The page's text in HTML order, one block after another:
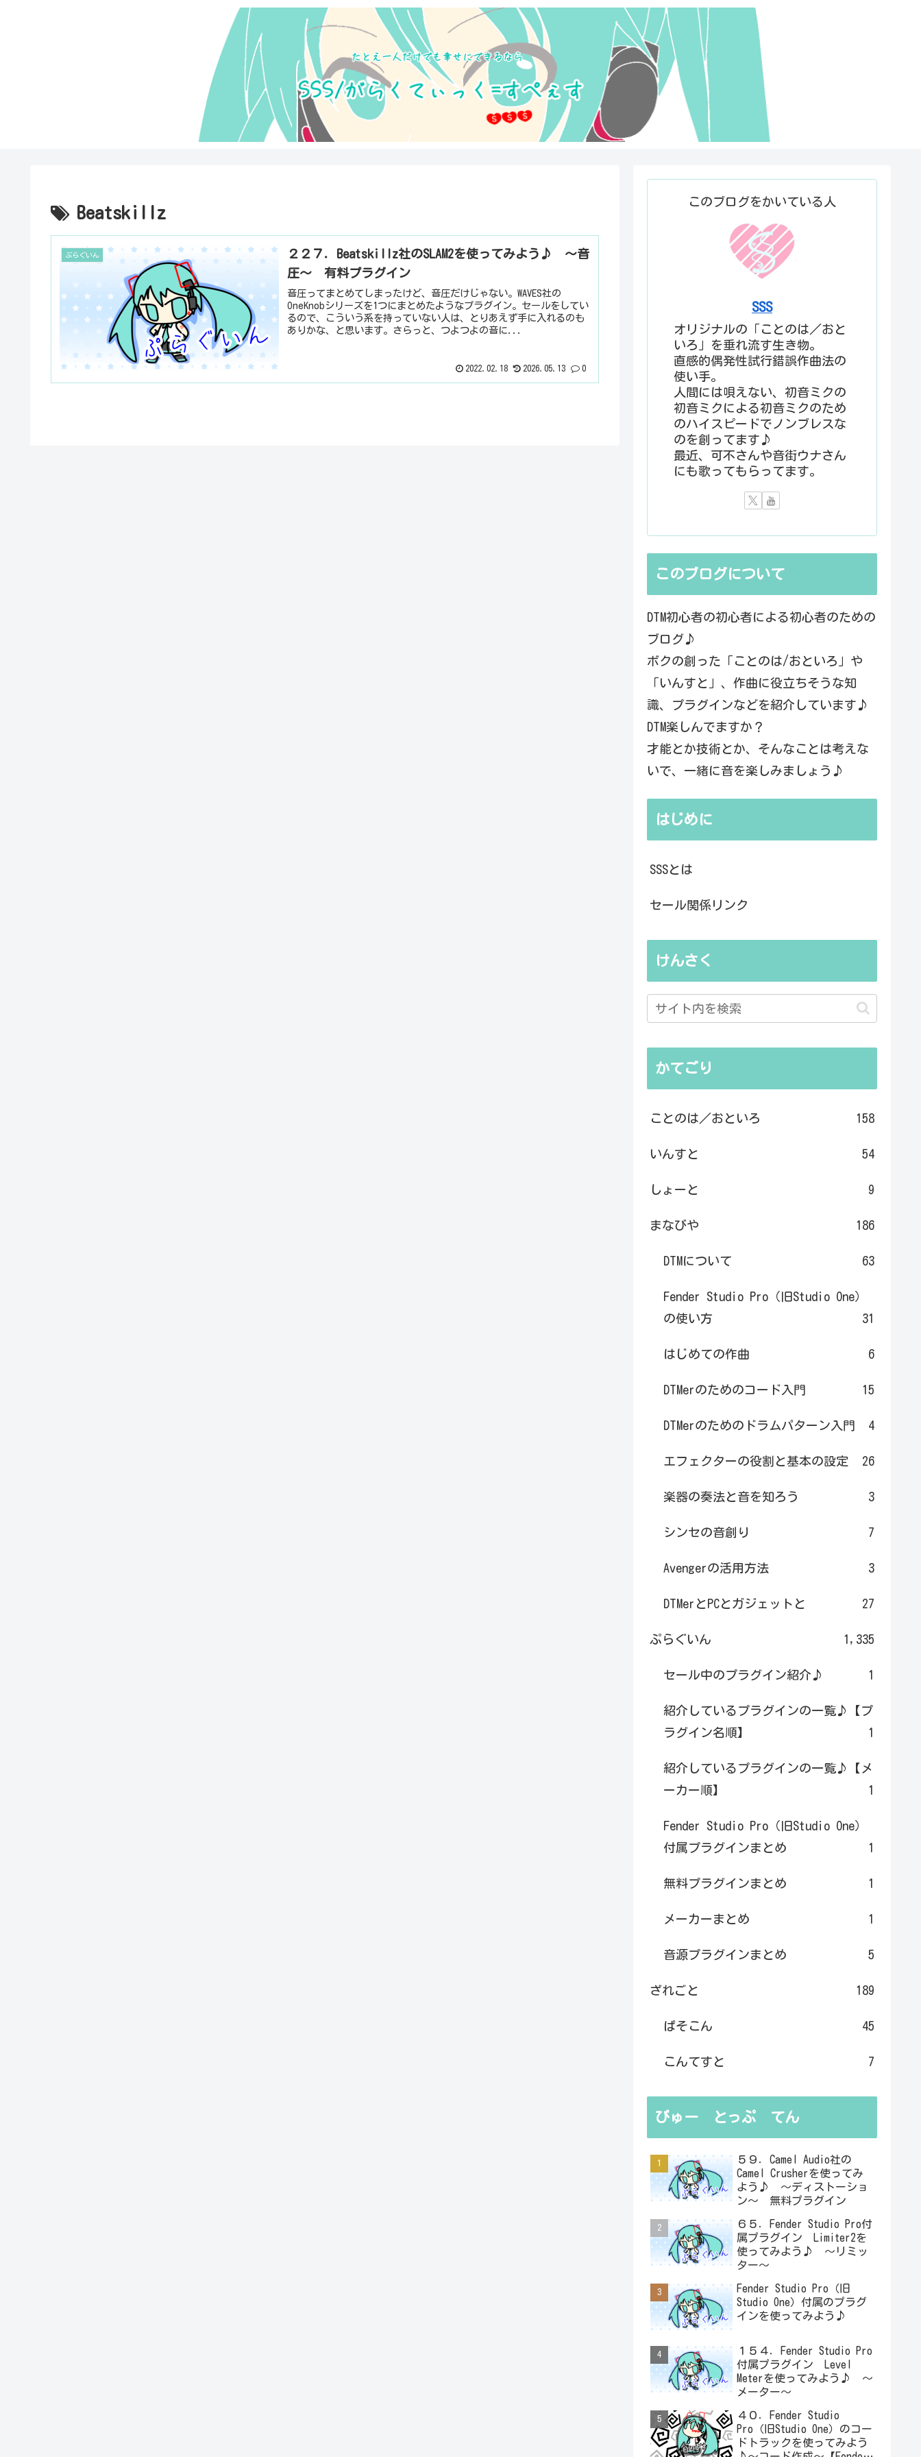
Beatskillz
ぷらぐいん
２２７．Beatskillz社のSLAM2を使ってみよう♪ ～音
圧～ 有料プラグイン
音圧ってまとめてしまったけど、音圧だけじゃない。WAVES社の
OneKnobシリーズを1つにまとめたようなプラグイン。セールをしてい
るので、こういう系を持っていない人は、とりあえず手に入れるのも
ありかな、と思います。さらっと、つよつよの音に...
2022.02.18 2026.05.13 0
このブログをかいている人
SSS
オリジナルの「ことのは／おと
いろ」を垂れ流す生き物。
直感的偶発性試行錯誤作曲法の
使い手。
人間には唄えない、初音ミクの
初音ミクによる初音ミクのため
のハイスピードでノンブレスな
のを創ってます♪
最近、可不さんや音街ウナさん
にも歌ってもらってます。
このブログについて
DTM初心者の初心者による初心者のための
ブログ♪
ボクの創った「ことのは/おといろ」や
「いんすと」、作曲に役立ちそうな知
識、プラグインなどを紹介しています♪
DTM楽しんでますか？
才能とか技術とか、そんなことは考えな
いで、一緒に音を楽しみましょう♪
はじめに
SSSとは
セール関係リンク
けんさく
かてごり
ことのは／おといろ 158
いんすと 54
しょーと 9
まなびや 186
DTMについて 63
Fender Studio Pro（旧Studio One）
の使い方
31
はじめての作曲 6
DTMerのためのコード入門 15
DTMerのためのドラムパターン入門 4
エフェクターの役割と基本の設定 26
楽器の奏法と音を知ろう 3
シンセの音創り 7
Avengerの活用方法 3
DTMerとPCとガジェットと 27
ぷらぐいん 1,335
セール中のプラグイン紹介♪ 1
紹介しているプラグインの一覧♪【プ
ラグイン名順】
1
紹介しているプラグインの一覧♪【メ
ーカー順】
1
Fender Studio Pro（旧Studio One）
付属プラグインまとめ
1
無料プラグインまとめ 1
メーカーまとめ 1
音源プラグインまとめ 5
ざれごと 189
ぱそこん 45
こんてすと 7
びゅー とっぷ てん
５９．Camel Audio社の
Camel Crusherを使ってみ
よう♪ ～ディストーショ
ン～ 無料プラグイン
６５．Fender Studio Pro付
属プラグイン Limiter2を
使ってみよう♪ ～リミッ
ター～
Fender Studio Pro（旧
Studio One）付属のプラグ
インを使ってみよう♪
１５４．Fender Studio Pro
付属プラグイン Level
Meterを使ってみよう♪ ～
メーター～
４０．Fender Studio
Pro（旧Studio One）のコー
ドトラックを使ってみよう